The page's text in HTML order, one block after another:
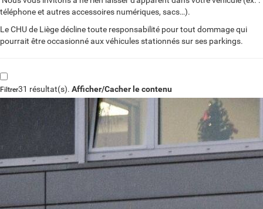
téléphone et autres accessoires numériques, sacs…).
Le CHU de Liège décline toute responsabilité pour tout dommage qui
pourrait être occasionné aux véhicules stationnés sur ses parkings.
Filtrer31 résultat(s). Afficher/Cacher le contenu